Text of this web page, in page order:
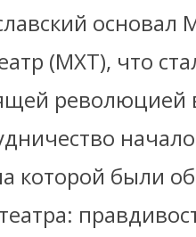
основал
(МХТ), что
революцией
которой были